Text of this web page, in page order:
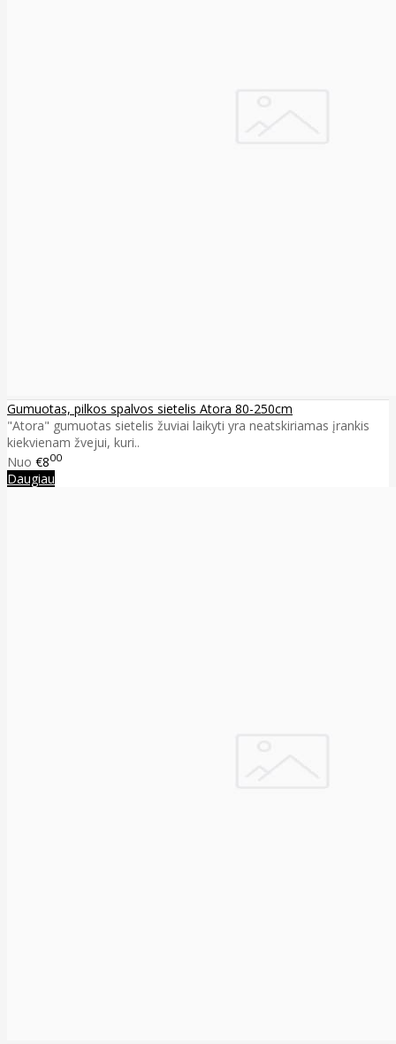
Gumuotas, pilkos spalvos sietelis Atora 80-250cm
"Atora" gumuotas sietelis žuviai laikyti yra neatskiriamas įrankis
kiekvienam žvejui, kuri..
Nuo €800
Daugiau